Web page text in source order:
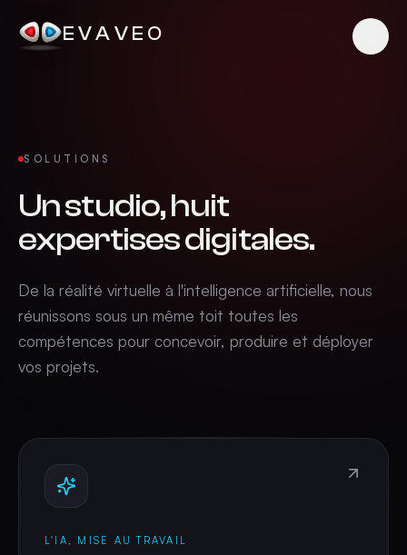
EVAVEO
SOLUTIONS
Un studio, huit
expertises digitales.
De la réalité virtuelle à l'intelligence artificielle, nous
réunissons sous un même toit toutes les
compétences pour concevoir, produire et déployer
vos projets.
L'IA, MISE AU TRAVAIL